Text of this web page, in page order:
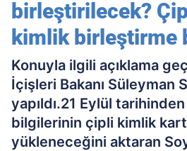
birleştirilecek?
kimlik birleştirme
Konuyla ilgili açıklama
İçişleri Bakanı Süleyman
yapıldı.21 Eylül
bilgilerinin çipli kimlik
yükleneceğini aktaran